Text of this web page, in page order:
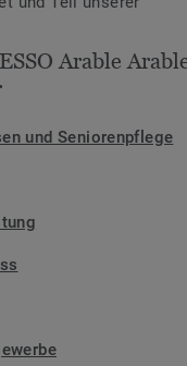
Arable
und Seniorenpflege